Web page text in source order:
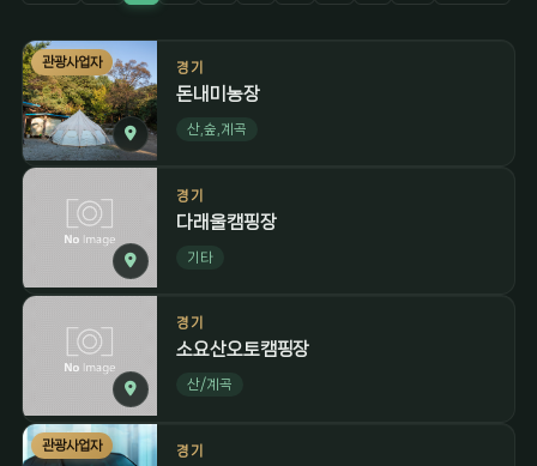
관광사업자 경기
돈내미농장
산,숲,계곡
경기
다래울캠핑장
기타
경기
소요산오토캠핑장
산/계곡
관광사업자 경기